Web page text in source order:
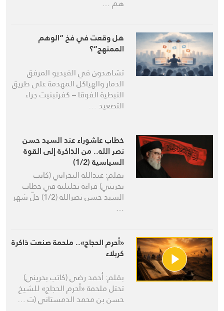
هم …
هل وقعت في فخ “الوهم
الممنهج”؟
تشاهدون في الفيديو المرفق
الدمار والهياكل المهدمة على طريق
النبطية الفوقا – كفرتبنيت جراء
التصعيد …
خطاب عاشوراء عند السيد حسن
نصر الله.. من الذاكرة إلى القوة
السياسية (1/2)
بقلم: عبدالله البحراني (كاتب
بحريني) قراءة تحليلية في خطاب
السيد حسن نصرالله (1/2) حلّ شهر
…
«أحرم الحجاج».. ملحمة صنعت ذاكرة
كربلاء
بقلم: أحمد رضي (كاتب بحريني)
تحتل ملحمة «أحرم الحجاج» للشيخ
حسن بن محمد الدمستاني (ت …